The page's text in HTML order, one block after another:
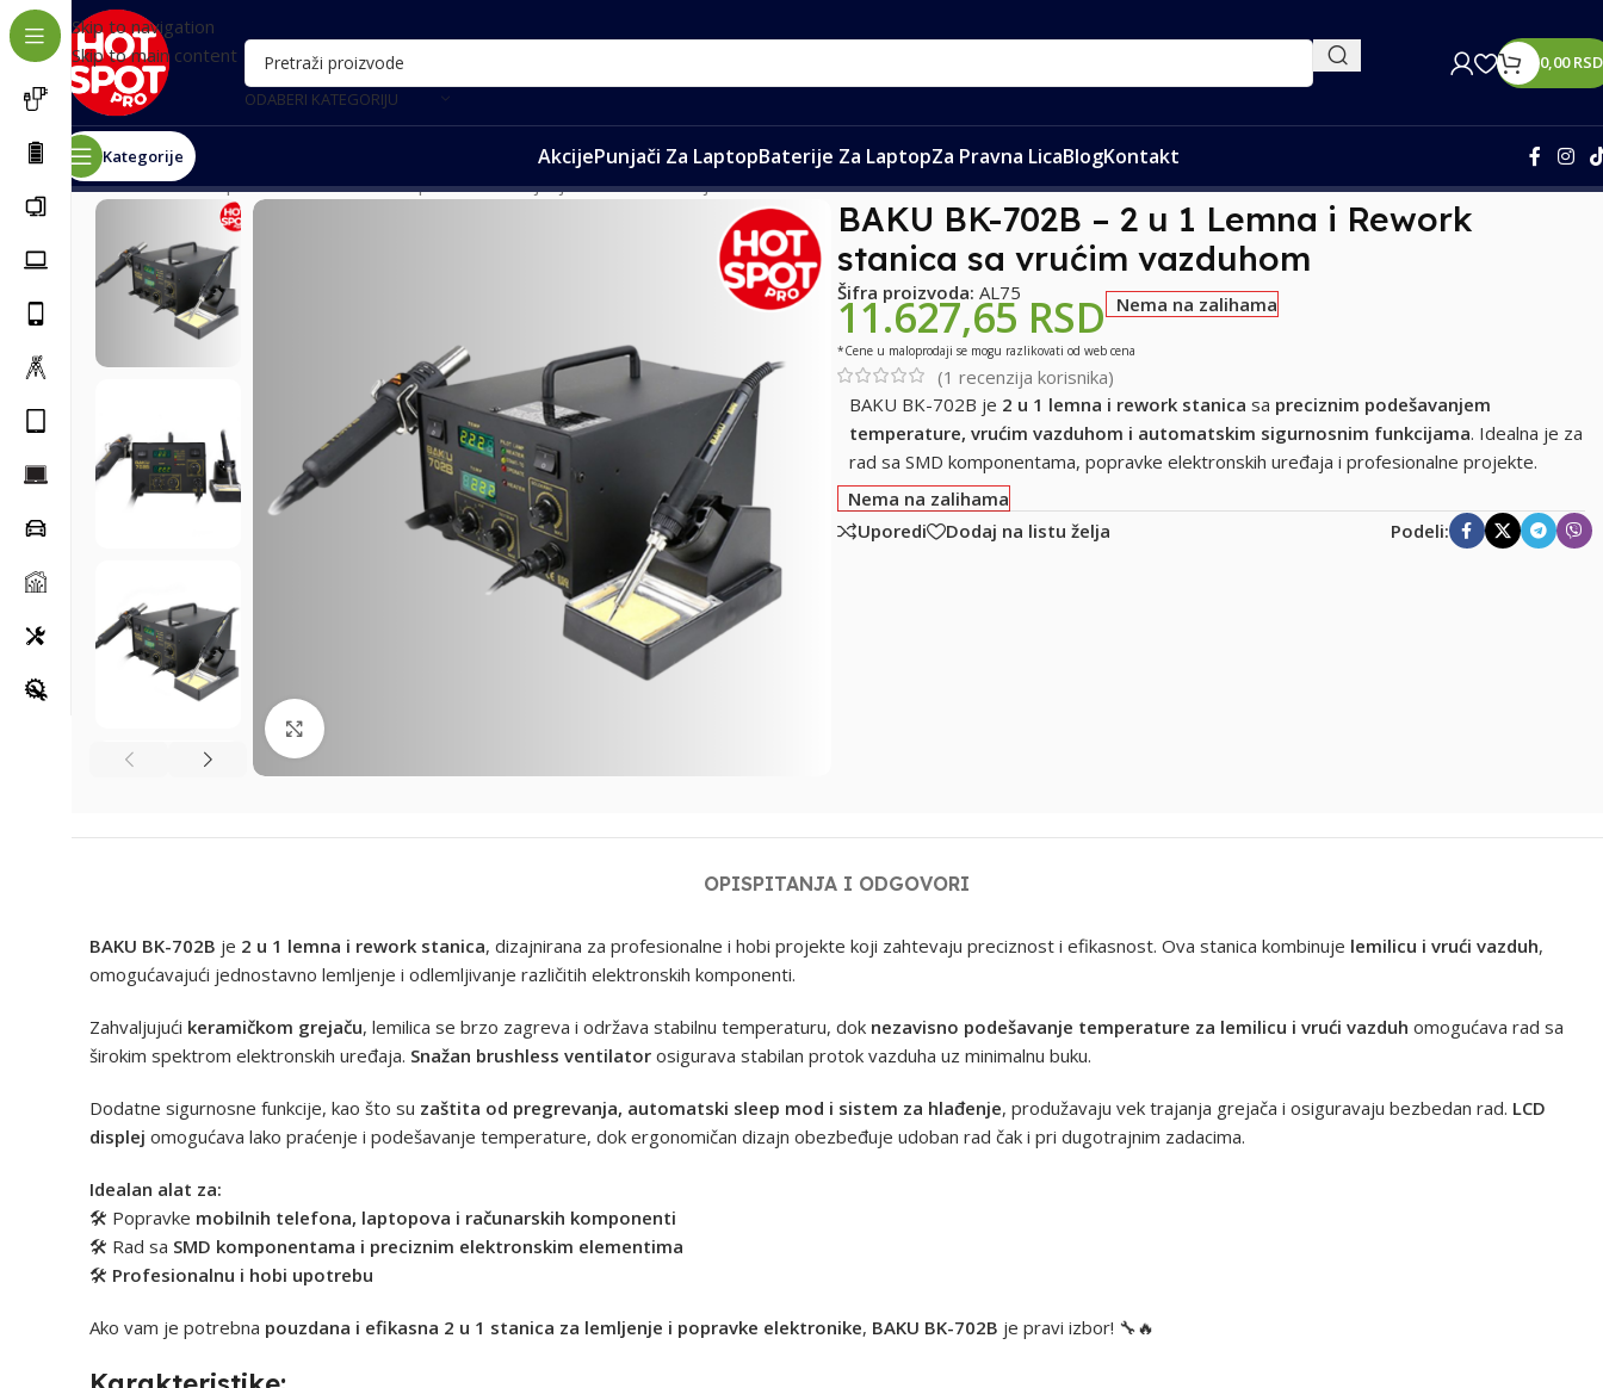
Skip to navigation
Skip to main content
ODABERI KATEGORIJU
0,00RSD
Kategorije AkcijePunjači Za LaptopBaterije Za LaptopZa Pravna LicaBlogKontakt
Почетна/Alat i oprema za servis/Alat/Oprema za lemljenje/Lemilice i duvaljke/BAKU BK-702B – 2 u 1 Lemna i Rework stanica sa vrućim vazduhom
BAKU BK-702B – 2 u 1 Lemna i Rework
stanica sa vrućim vazduhom
Šifra proizvoda: AL75
11.627,65 RSD Nema na zalihama
*Cene u maloprodaji se mogu razlikovati od web cena
(1 recenzija korisnika)
BAKU BK-702B je 2 u 1 lemna i rework stanica sa preciznim podešavanjem
temperature, vrućim vazduhom i automatskim sigurnosnim funkcijama. Idealna je za
rad sa SMD komponentama, popravke elektronskih uređaja i profesionalne projekte.
Nema na zalihama
Uporedi
Dodaj na listu želja Podeli:
OPISPITANJA I ODGOVORI
BAKU BK-702B je 2 u 1 lemna i rework stanica, dizajnirana za profesionalne i hobi projekte koji zahtevaju preciznost i efikasnost. Ova stanica kombinuje lemilicu i vrući vazduh,
omogućavajući jednostavno lemljenje i odlemljivanje različitih elektronskih komponenti.
Zahvaljujući keramičkom grejaču, lemilica se brzo zagreva i održava stabilnu temperaturu, dok nezavisno podešavanje temperature za lemilicu i vrući vazduh omogućava rad sa
širokim spektrom elektronskih uređaja. Snažan brushless ventilator osigurava stabilan protok vazduha uz minimalnu buku.
Dodatne sigurnosne funkcije, kao što su zaštita od pregrevanja, automatski sleep mod i sistem za hlađenje, produžavaju vek trajanja grejača i osiguravaju bezbedan rad. LCD
displej omogućava lako praćenje i podešavanje temperature, dok ergonomičan dizajn obezbeđuje udoban rad čak i pri dugotrajnim zadacima.
Idealan alat za:
🛠 Popravke mobilnih telefona, laptopova i računarskih komponenti
🛠 Rad sa SMD komponentama i preciznim elektronskim elementima
🛠 Profesionalnu i hobi upotrebu
Ako vam je potrebna pouzdana i efikasna 2 u 1 stanica za lemljenje i popravke elektronike, BAKU BK-702B je pravi izbor! 🔧🔥